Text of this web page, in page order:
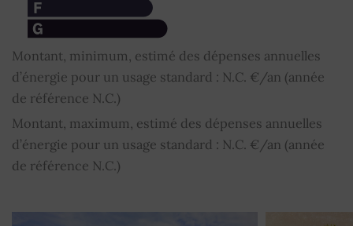
Montant, minimum, estimé des dépenses annuelles
d’énergie pour un usage standard : N.C. €/an (année
de référence N.C.)
Montant, maximum, estimé des dépenses annuelles
d’énergie pour un usage standard : N.C. €/an (année
de référence N.C.)